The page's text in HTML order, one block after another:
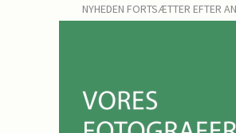
NYHEDEN FORTSÆTTER EFTER